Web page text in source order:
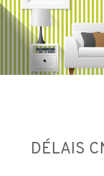
DÉLAIS